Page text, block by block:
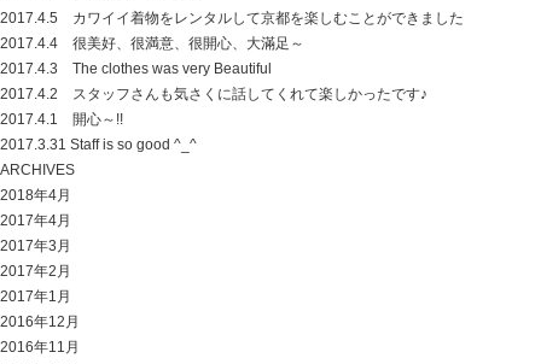
2017.4.5 カワイイ着物をレンタルして京都を楽しむことができました
2017.4.4 很美好、很満意、很開心、大滿足～
2017.4.3 The clothes was very Beautiful
2017.4.2 スタッフさんも気さくに話してくれて楽しかったです♪
2017.4.1 開心～!!
2017.3.31 Staff is so good ^_^
ARCHIVES
2018年4月
2017年4月
2017年3月
2017年2月
2017年1月
2016年12月
2016年11月